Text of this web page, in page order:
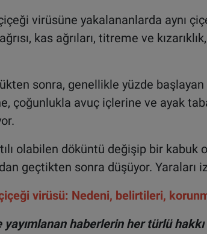
virüsüne yakalananlarda aynı
kas ağrıları, titreme ve
sonra, genellikle yüzde
çoğunlukla avuç içlerine ve ayak
olabilen döküntü değişip bir kabuk
geçtikten sonra düşüyor. Yaraları
virüsü: Nedeni, belirtileri,
yayımlanan haberlerin her türlü hakkı